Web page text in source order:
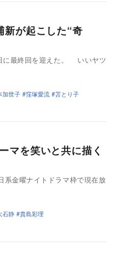
新が起こした“奇
に最終回を迎えた。 いいヤツ
加世子 窪塚愛流
苫とり子
マを笑いと共に描く
系金曜ナイトドラマ枠で現在放
石静
貴島彩理